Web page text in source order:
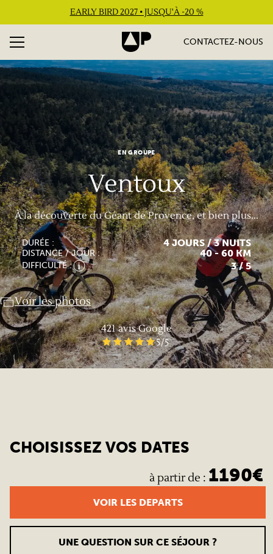
EARLY BIRD 2027 • JUSQU'À -20 %
CONTACTEZ-NOUS
EN GROUPE
Ventoux
À la découverte du Géant de Provence, et bien plus...
421 avis Google
5/5
DURÉE : 4 JOURS / 3 NUITS
DISTANCE / JOUR : 40 - 60 KM
DIFFICULTÉ : 3/ 5
Voir les photos
CHOISISSEZ VOS DATES
à partir de : 1190€
VOIR LES DEPARTS
UNE QUESTION SUR CE SÉJOUR ?